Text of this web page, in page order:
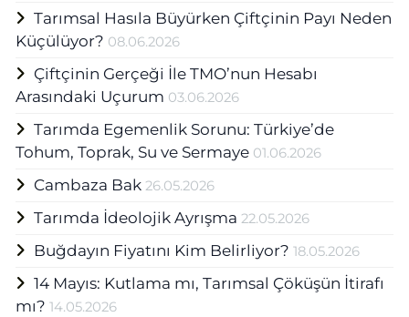
Tarımsal Hasıla Büyürken Çiftçinin Payı Neden
Küçülüyor? 08.06.2026
Çiftçinin Gerçeği İle TMO’nun Hesabı
Arasındaki Uçurum 03.06.2026
Tarımda Egemenlik Sorunu: Türkiye’de
Tohum, Toprak, Su ve Sermaye 01.06.2026
Cambaza Bak 26.05.2026
Tarımda İdeolojik Ayrışma 22.05.2026
Buğdayın Fiyatını Kim Belirliyor? 18.05.2026
14 Mayıs: Kutlama mı, Tarımsal Çöküşün İtirafı
mı? 14.05.2026